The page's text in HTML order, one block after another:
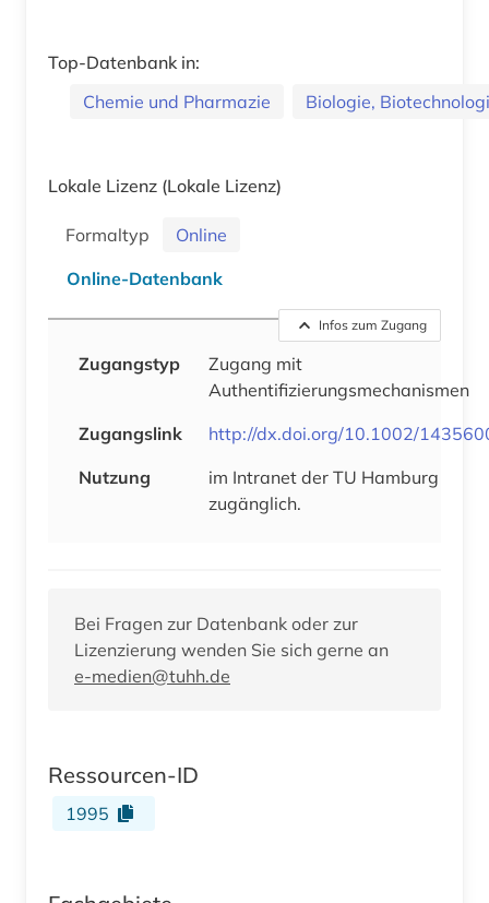
Top-Datenbank in:
Chemie und Pharmazie
Biologie,
Lokale Lizenz (Lokale Lizenz)
Formaltyp
Online
Online-Datenbank
Infos zum Zugang
Zugangstyp
Zugang mit
Authentifizierungsmechanismen
Zugangslink
http://dx.doi.org/10.1002/
Nutzung
im Intranet der TU Hamburg
zugänglich.
Bei Fragen zur Datenbank oder zur
Lizenzierung wenden Sie sich gerne an
e-medien@tuhh.de
Ressourcen-ID
1995